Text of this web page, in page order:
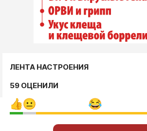
ЛЕНТА НАСТРОЕНИЯ
59 ОЦЕНИЛИ